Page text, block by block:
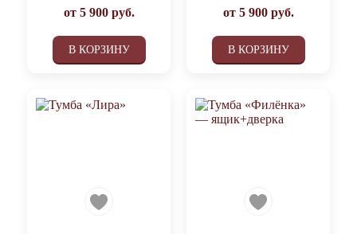
от 5 900руб.
В КОРЗИНУ
от 5 900руб.
В КОРЗИНУ